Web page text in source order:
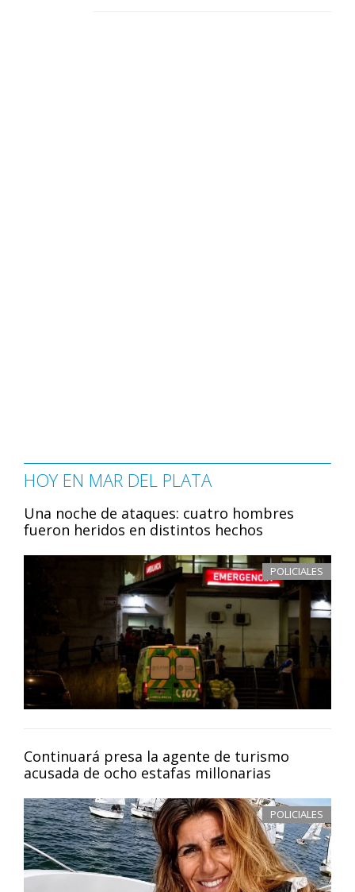
HOY EN MAR DEL PLATA
Una noche de ataques: cuatro hombres
fueron heridos en distintos hechos
POLICIALES
Continuará presa la agente de turismo
acusada de ocho estafas millonarias
POLICIALES